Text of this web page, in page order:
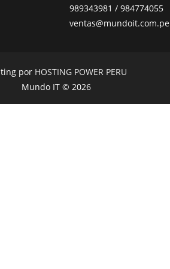
989343981 / 984774055
ventas@mundoit.com.pe
por HOSTING POWER PERU
Mundo IT © 2026